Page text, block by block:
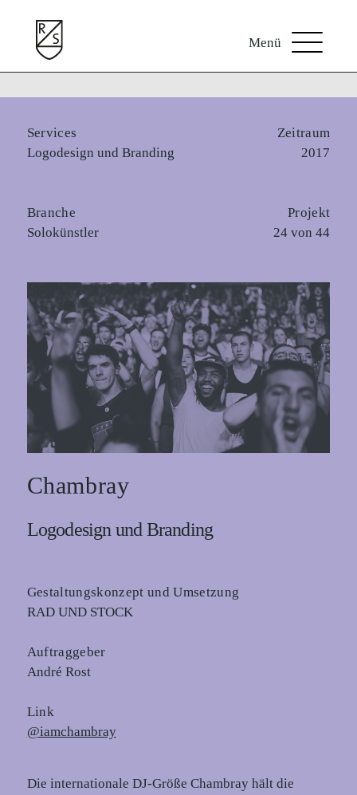
content
Services
Logodesign und Branding
Zeitraum
2017
Branche
Solokünstler
Projekt
24 von 44
Chambray
Logodesign und Branding
Gestaltungskonzept und Umsetzung
RAD UND STOCK
Auftraggeber
André Rost
Link
@iamchambray
Die internationale DJ-Größe Chambray hält die